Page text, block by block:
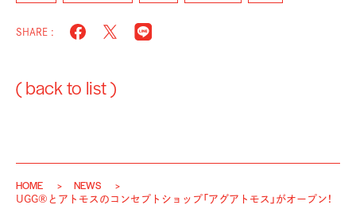
SHARE :
( back to list )
HOME
NEWS
UGG®とアトモスのコンセプトショップ「アグアトモス」がオープン！